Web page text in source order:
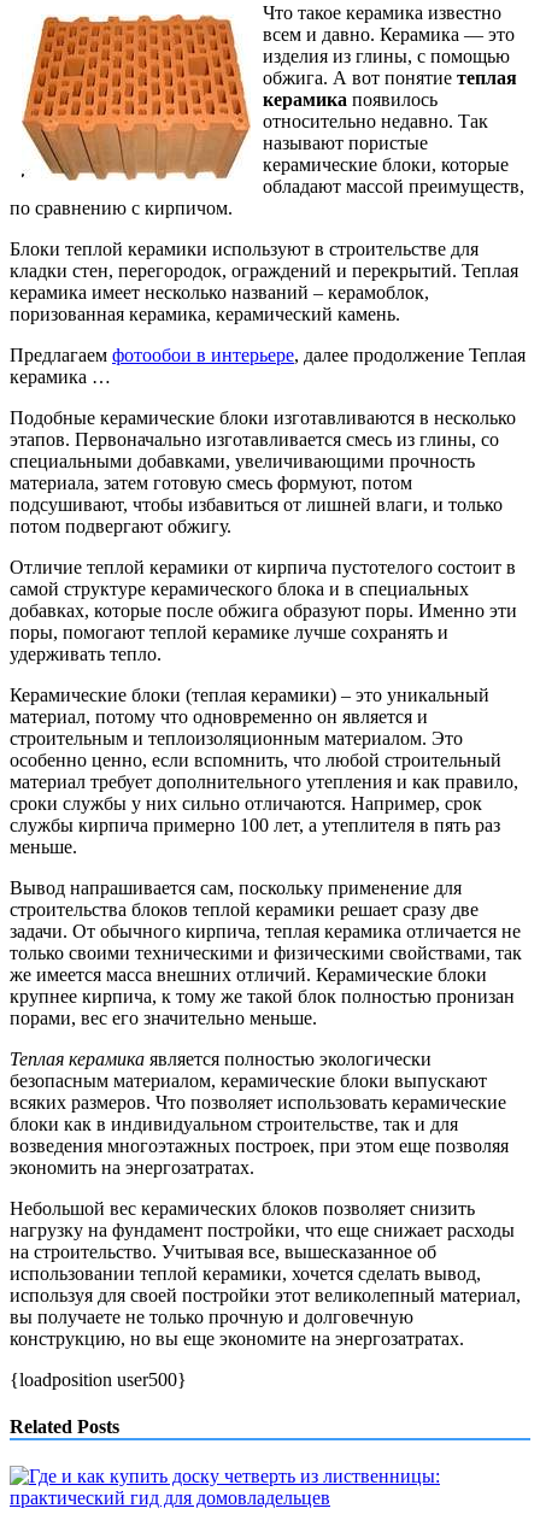
Что такое керамика известно
всем и давно. Керамика — это
изделия из глины, с помощью
обжига. А вот понятие теплая
керамика появилось
относительно недавно. Так
называют пористые
керамические блоки, которые
обладают массой преимуществ,
по сравнению с кирпичом.
Блоки теплой керамики используют в строительстве для
кладки стен, перегородок, ограждений и перекрытий. Теплая
керамика имеет несколько названий – керамоблок,
поризованная керамика, керамический камень.
Предлагаем фотообои в интерьере, далее продолжение Теплая
керамика …
Подобные керамические блоки изготавливаются в несколько
этапов. Первоначально изготавливается смесь из глины, со
специальными добавками, увеличивающими прочность
материала, затем готовую смесь формуют, потом
подсушивают, чтобы избавиться от лишней влаги, и только
потом подвергают обжигу.
Отличие теплой керамики от кирпича пустотелого состоит в
самой структуре керамического блока и в специальных
добавках, которые после обжига образуют поры. Именно эти
поры, помогают теплой керамике лучше сохранять и
удерживать тепло.
Керамические блоки (теплая керамики) – это уникальный
материал, потому что одновременно он является и
строительным и теплоизоляционным материалом. Это
особенно ценно, если вспомнить, что любой строительный
материал требует дополнительного утепления и как правило,
сроки службы у них сильно отличаются. Например, срок
службы кирпича примерно 100 лет, а утеплителя в пять раз
меньше.
Вывод напрашивается сам, поскольку применение для
строительства блоков теплой керамики решает сразу две
задачи. От обычного кирпича, теплая керамика отличается не
только своими техническими и физическими свойствами, так
же имеется масса внешних отличий. Керамические блоки
крупнее кирпича, к тому же такой блок полностью пронизан
порами, вес его значительно меньше.
Теплая керамика является полностью экологически
безопасным материалом, керамические блоки выпускают
всяких размеров. Что позволяет использовать керамические
блоки как в индивидуальном строительстве, так и для
возведения многоэтажных построек, при этом еще позволяя
экономить на энергозатратах.
Небольшой вес керамических блоков позволяет снизить
нагрузку на фундамент постройки, что еще снижает расходы
на строительство. Учитывая все, вышесказанное об
использовании теплой керамики, хочется сделать вывод,
используя для своей постройки этот великолепный материал,
вы получаете не только прочную и долговечную
конструкцию, но вы еще экономите на энергозатратах.
{loadposition user500}
Related Posts